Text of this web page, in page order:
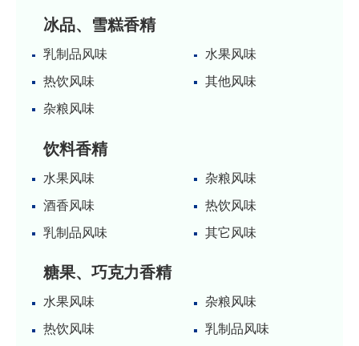
冰品、雪糕香精
乳制品风味
水果风味
热饮风味
其他风味
杂粮风味
饮料香精
水果风味
杂粮风味
酒香风味
热饮风味
乳制品风味
其它风味
糖果、巧克力香精
水果风味
杂粮风味
热饮风味
乳制品风味